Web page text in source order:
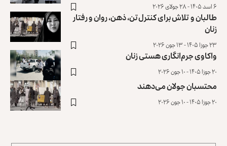
۶ اسد ۱۴۰۵ - ۲۸ جولای ۲۰۲۶
طالبان و تلاش برای کنترل تن، ذهن، روان و رفتار
زنان
۲۳ جوزا ۱۴۰۵ - ۱۳ جون ۲۰۲۶
واکاوی جرم‌انگاری هستی زنان
۲۰ جوزا ۱۴۰۵ - ۱۰ جون ۲۰۲۶
محتسبان جولان می‌دهند
۲۰ جوزا ۱۴۰۵ - ۱۰ جون ۲۰۲۶